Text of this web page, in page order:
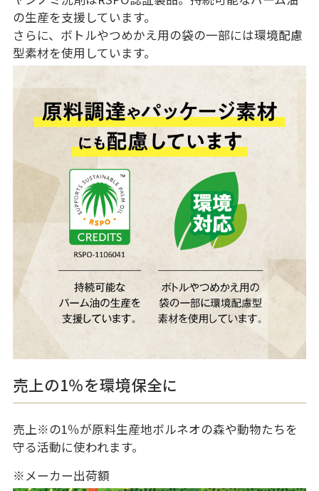
の生産を支援しています。
さらに、ボトルやつめかえ用の袋の一部には環境配慮
型素材を使用しています。
売上の1％を環境保全に
売上※の1％が原料生産地ボルネオの森や動物たちを
守る活動に使われます。
※メーカー出荷額